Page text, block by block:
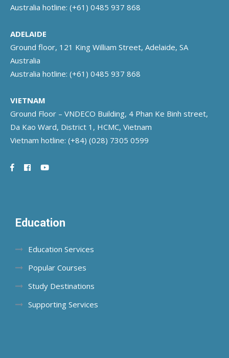
Australia hotline: (+61) 0485 937 868
ADELAIDE
Ground floor, 121 King William Street, Adelaide, SA
Australia
Australia hotline: (+61) 0485 937 868
VIETNAM
Ground Floor – VNDECO Building, 4 Phan Ke Binh street,
Da Kao Ward, District 1, HCMC, Vietnam
Vietnam hotline: (+84) (028) 7305 0599
Education
Education Services
Popular Courses
Study Destinations
Supporting Services